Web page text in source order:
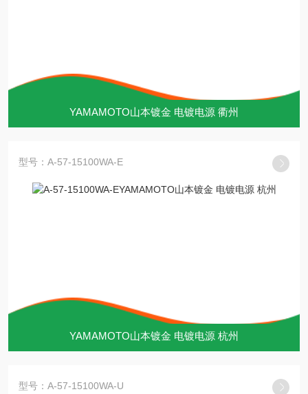
YAMAMOTO山本镀金 电镀电源 衢州
型号：A-57-15100WA-E
YAMAMOTO山本镀金 电镀电源 杭州
型号：A-57-15100WA-U